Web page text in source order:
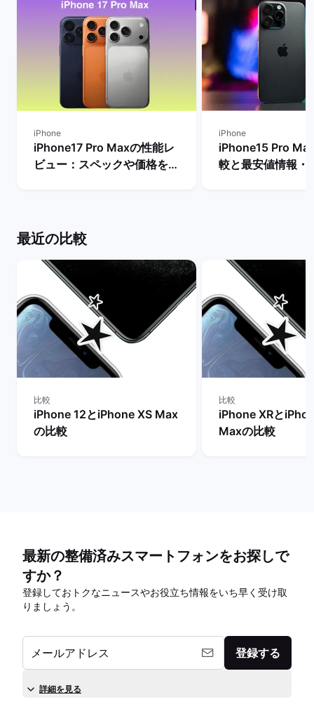
iPhone
iPhone17 Pro Maxの性能レ
ビュー：スペックや価格を
iPhone
iPhone15 Pro
較と最安値情報・
最近の比較
比較
iPhone 12とiPhone XS Max
の比較
比較
iPhone XRと
Maxの比較
最新の整備済みスマートフォンをお探しで
すか？
登録しておトクなニュースやお役立ち情報をいち早く受け取
りましょう。
メールアドレス 登録する
詳細を見る